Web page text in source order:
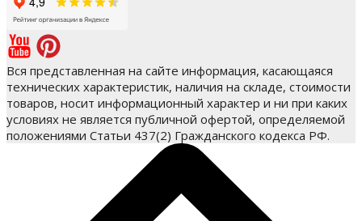
Вся представленная на сайте информация, касающаяся
технических характеристик, наличия на складе, стоимости
товаров, носит информационный характер и ни при каких
условиях не является публичной офертой, определяемой
положениями Статьи 437(2) Гражданского кодекса РФ.